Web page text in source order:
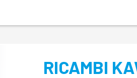
RICAMBI